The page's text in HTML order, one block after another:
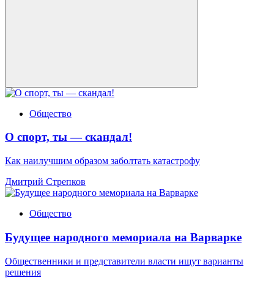
Общество
О спорт, ты — скандал!
Как наилучшим образом заболтать катастрофу
Дмитрий Стрепков
Общество
Будущее народного мемориала на Варварке
Общественники и представители власти ищут варианты
решения